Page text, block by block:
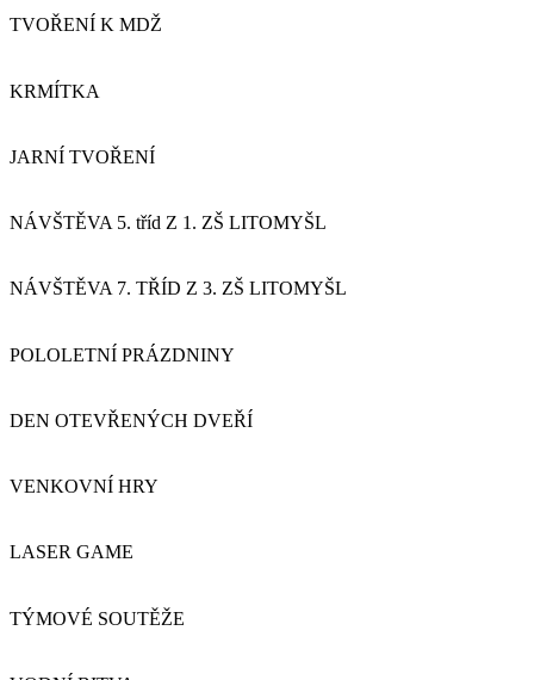
TVOŘENÍ K MDŽ
KRMÍTKA
JARNÍ TVOŘENÍ
NÁVŠTĚVA 5. tříd Z 1. ZŠ LITOMYŠL
NÁVŠTĚVA 7. TŘÍD Z 3. ZŠ LITOMYŠL
POLOLETNÍ PRÁZDNINY
DEN OTEVŘENÝCH DVEŘÍ
VENKOVNÍ HRY
LASER GAME
TÝMOVÉ SOUTĚŽE